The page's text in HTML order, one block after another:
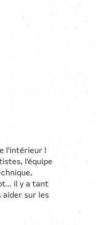
l'intérieur !
l'équipe
il y a tant
aider sur les